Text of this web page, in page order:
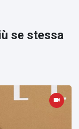
se stessa